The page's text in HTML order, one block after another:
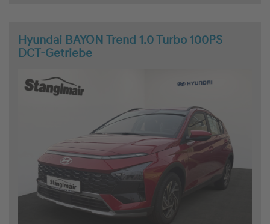
Hyundai BAYON Trend 1.0 Turbo 100PS
DCT-Getriebe